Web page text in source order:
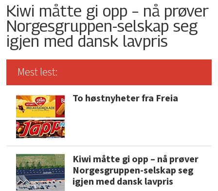
Kiwi måtte gi opp – nå prøver
Norgesgruppen-selskap seg
igjen med dansk lavpris
Mest lest:
To høstnyheter fra Freia
Kiwi måtte gi opp – nå prøver
Norgesgruppen-selskap seg
igjen med dansk lavpris